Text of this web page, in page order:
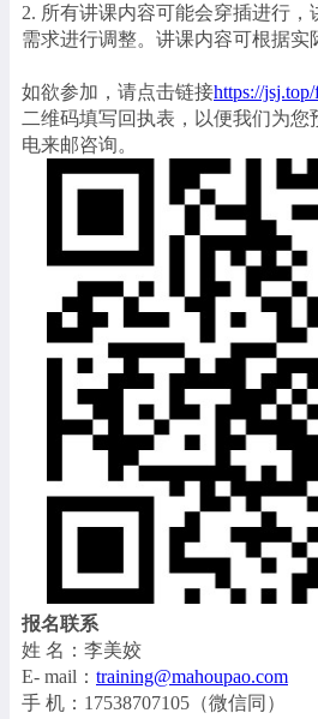
2. 所有讲课内容可能会穿插进行
需求进行调整。讲课内容可根据实
如欲参加，请点击链接https://
二维码填写回执表，以便我们为
电来邮咨询。
报名联系
姓 名：李美姣
E- mail： training@mahoupao.com
手 机：17538707105（微信同）